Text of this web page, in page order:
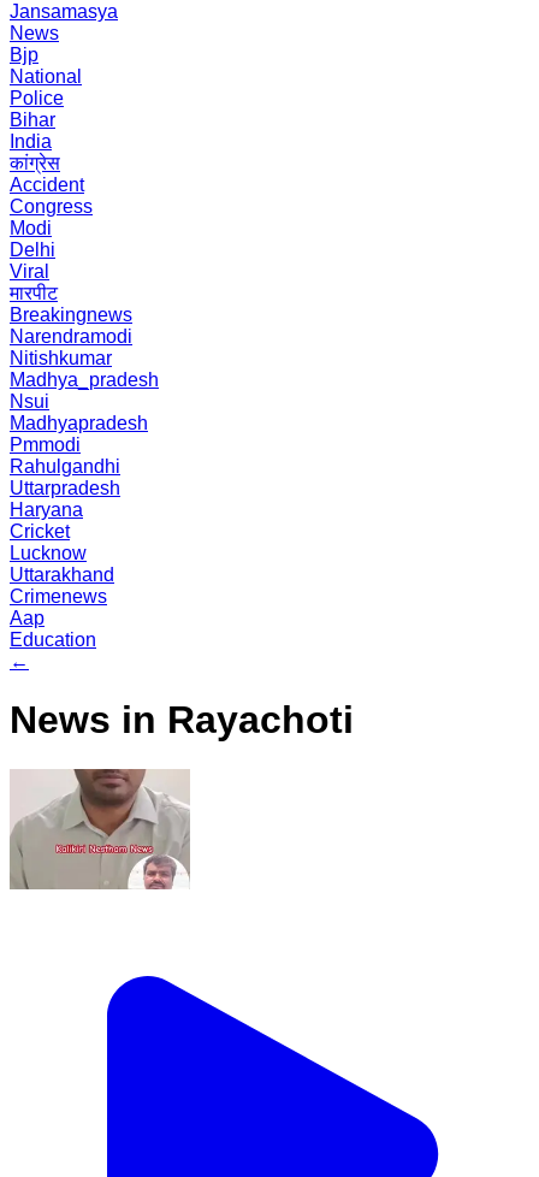
Jansamasya
News
Bjp
National
Police
Bihar
India
कांग्रेस
Accident
Congress
Modi
Delhi
Viral
मारपीट
Breakingnews
Narendramodi
Nitishkumar
Madhya_pradesh
Nsui
Madhyapradesh
Pmmodi
Rahulgandhi
Uttarpradesh
Haryana
Cricket
Lucknow
Uttarakhand
Crimenews
Aap
Education
←
News in Rayachoti